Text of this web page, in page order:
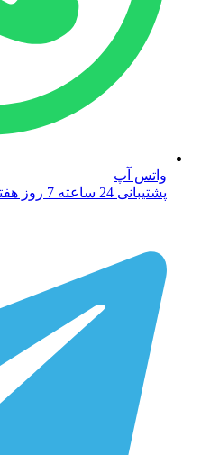
واتس آپ
پشتیبانی 24 ساعته 7 روز هفته